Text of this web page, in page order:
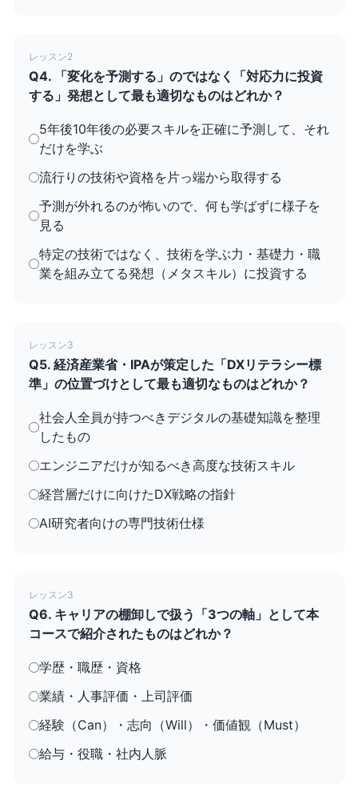
レッスン2
Q4. 「変化を予測する」のではなく「対応力に投資
する」発想として最も適切なものはどれか？
5年後10年後の必要スキルを正確に予測して、それ
だけを学ぶ
流行りの技術や資格を片っ端から取得する
予測が外れるのが怖いので、何も学ばずに様子を
見る
特定の技術ではなく、技術を学ぶ力・基礎力・職
業を組み立てる発想（メタスキル）に投資する
レッスン3
Q5. 経済産業省・IPAが策定した「DXリテラシー標
準」の位置づけとして最も適切なものはどれか？
社会人全員が持つべきデジタルの基礎知識を整理
したもの
エンジニアだけが知るべき高度な技術スキル
経営層だけに向けたDX戦略の指針
AI研究者向けの専門技術仕様
レッスン3
Q6. キャリアの棚卸しで扱う「3つの軸」として本
コースで紹介されたものはどれか？
学歴・職歴・資格
業績・人事評価・上司評価
経験（Can）・志向（Will）・価値観（Must）
給与・役職・社内人脈